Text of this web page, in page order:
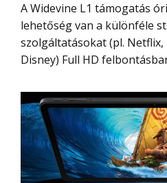
A Widevine L1 támogatás óriási előny, mert így
lehetőség van a különféle
szolgáltatásokat (pl. Netflix,
Disney) Full HD